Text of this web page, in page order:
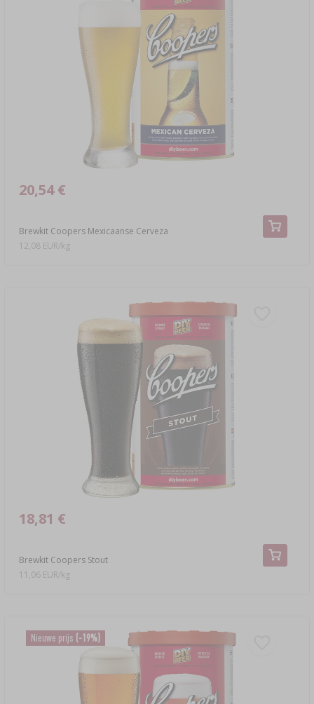
Brewkit Coopers Mexicaanse Cerveza
20,54 €
12,08 EUR/kg
Brewkit Coopers Stout
18,81 €
11,06 EUR/kg
Nieuwe prijs (-19%)